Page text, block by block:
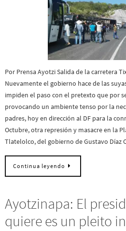
Por Prensa Ayotzi Salida de la carretera
Nuevamente el gobierno hace de las
impiden el paso con el pretexto que por
provocando un ambiente tenso por la
padres, hoy en dirección al DF para la
Octubre, otra represión y masacre en la
Tlatelolco, del gobierno de Gustavo Díaz
Continua leyendo
Ayotzinapa: El
quiere es un pleito